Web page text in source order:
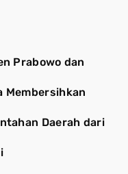
Prabowo dan
Membersihkan
Daerah dari